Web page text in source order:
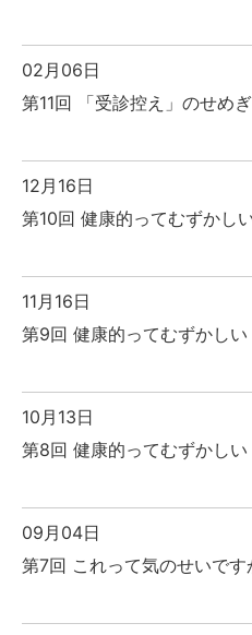
02月06日
第11回 「受診控え」のせめぎ
12月16日
第10回 健康的ってむずかしい
11月16日
第9回 健康的ってむずかしい
10月13日
第8回 健康的ってむずかしい
09月04日
第7回 これって気のせいです